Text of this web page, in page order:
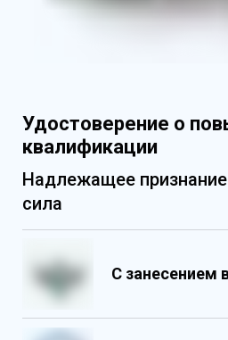
Удостоверение о
квалификации
Надлежащее
сила
С